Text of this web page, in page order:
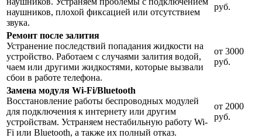
наушников, плохой фиксацией или отсутствием
звука.
руб.
Ремонт после залития
Устранение последствий попадания жидкости на
устройство. Работаем с случаями залития водой,
чаем или другими жидкостями, которые вызвали
сбои в работе телефона.
от 3000
руб.
Замена модуля Wi-Fi/Bluetooth
Восстановление работы беспроводных модулей
для подключения к интернету или другим
устройствам. Устраняем нестабильную работу Wi-
Fi или Bluetooth, а также их полный отказ.
от 2000
руб.